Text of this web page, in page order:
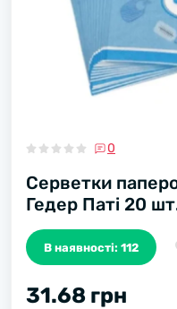
0
Серветки
Гедер Паті 20
В наявності: 112
31.68 грн